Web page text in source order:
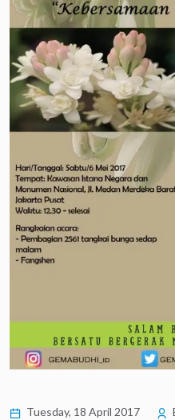
Tuesday, 18 April 2017